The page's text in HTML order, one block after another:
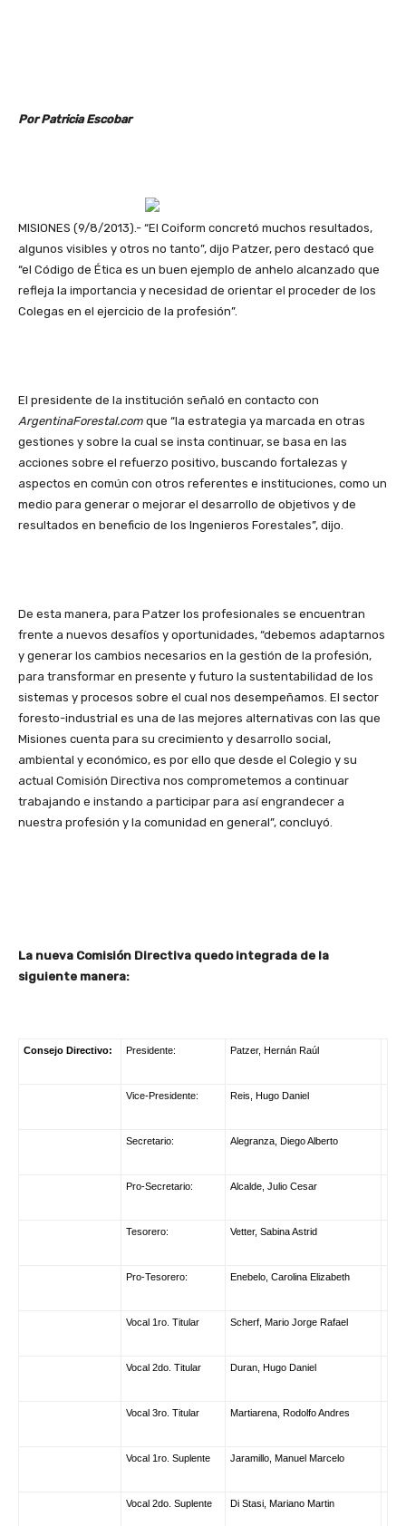
Por Patricia Escobar
MISIONES (9/8/2013).- “El Coiform concretó muchos resultados,
algunos visibles y otros no tanto”, dijo Patzer, pero destacó que
“el Código de Ética es un buen ejemplo de anhelo alcanzado que
refleja la importancia y necesidad de orientar el proceder de los
Colegas en el ejercicio de la profesión”.
El presidente de la institución señaló en contacto con
ArgentinaForestal.com que “la estrategia ya marcada en otras
gestiones y sobre la cual se insta continuar, se basa en las
acciones sobre el refuerzo positivo, buscando fortalezas y
aspectos en común con otros referentes e instituciones, como un
medio para generar o mejorar el desarrollo de objetivos y de
resultados en beneficio de los Ingenieros Forestales”, dijo.
De esta manera, para Patzer los profesionales se encuentran
frente a nuevos desafíos y oportunidades, “debemos adaptarnos
y generar los cambios necesarios en la gestión de la profesión,
para transformar en presente y futuro la sustentabilidad de los
sistemas y procesos sobre el cual nos desempeñamos. El sector
foresto-industrial es una de las mejores alternativas con las que
Misiones cuenta para su crecimiento y desarrollo social,
ambiental y económico, es por ello que desde el Colegio y su
actual Comisión Directiva nos comprometemos a continuar
trabajando e instando a participar para así engrandecer a
nuestra profesión y la comunidad en general”, concluyó.
La nueva Comisión Directiva quedo integrada de la
siguiente manera:
Consejo Directivo: Presidente: Patzer, Hernán Raúl
Vice-Presidente: Reis, Hugo Daniel
Secretario: Alegranza, Diego Alberto
Pro-Secretario: Alcalde, Julio Cesar
Tesorero: Vetter, Sabina Astrid
Pro-Tesorero: Enebelo, Carolina Elizabeth
Vocal 1ro. Titular Scherf, Mario Jorge Rafael
Vocal 2do. Titular Duran, Hugo Daniel
Vocal 3ro. Titular Martiarena, Rodolfo Andres
Vocal 1ro. Suplente Jaramillo, Manuel Marcelo
Vocal 2do. Suplente Di Stasi, Mariano Martin